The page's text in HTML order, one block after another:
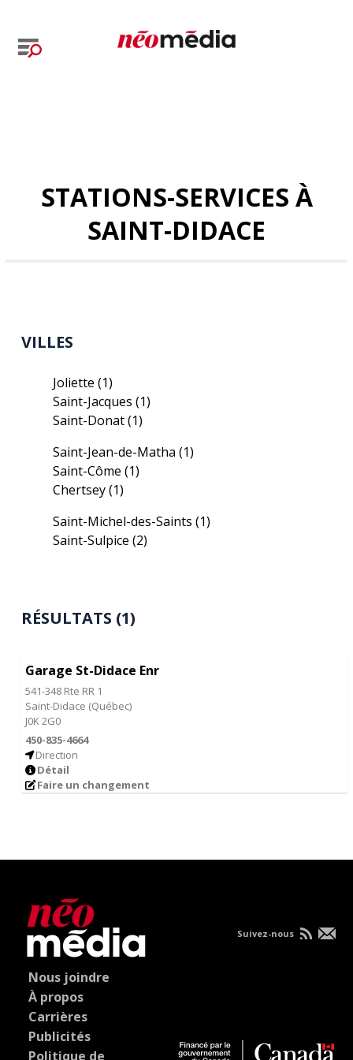
STATIONS-SERVICES À
SAINT-DIDACE
VILLES
Joliette(1)
Saint-Jacques(1)
Saint-Donat(1)
Saint-Jean-de-Matha(1)
Saint-Côme(1)
Chertsey(1)
Saint-Michel-des-Saints(1)
Saint-Sulpice(2)
RÉSULTATS (1)
Garage St-Didace Enr
541-348 Rte RR 1
Saint-Didace (Québec)
J0K 2G0
450-835-4664
Direction
Détail
Faire un changement
Nous joindre
À propos
Carrières
Publicités
Politique de
Suivez-nous